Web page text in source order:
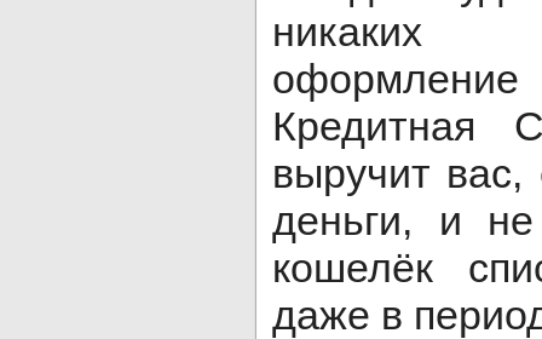
никаких
оформление
Кредитная
выручит вас,
деньги, и не
кошелёк
даже в